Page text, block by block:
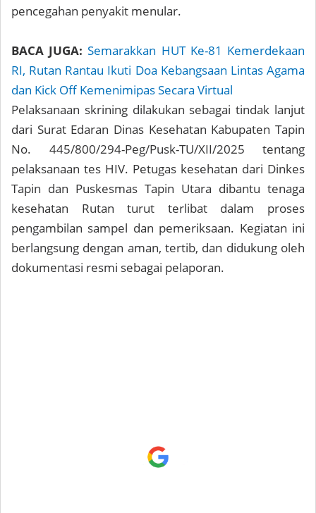
pencegahan penyakit menular.
BACA JUGA: Semarakkan HUT Ke-81 Kemerdekaan
RI, Rutan Rantau Ikuti Doa Kebangsaan Lintas Agama
dan Kick Off Kemenimipas Secara Virtual
Pelaksanaan skrining dilakukan sebagai tindak lanjut
dari Surat Edaran Dinas Kesehatan Kabupaten Tapin
No. 445/800/294-Peg/Pusk-TU/XII/2025 tentang
pelaksanaan tes HIV. Petugas kesehatan dari Dinkes
Tapin dan Puskesmas Tapin Utara dibantu tenaga
kesehatan Rutan turut terlibat dalam proses
pengambilan sampel dan pemeriksaan. Kegiatan ini
berlangsung dengan aman, tertib, dan didukung oleh
dokumentasi resmi sebagai pelaporan.